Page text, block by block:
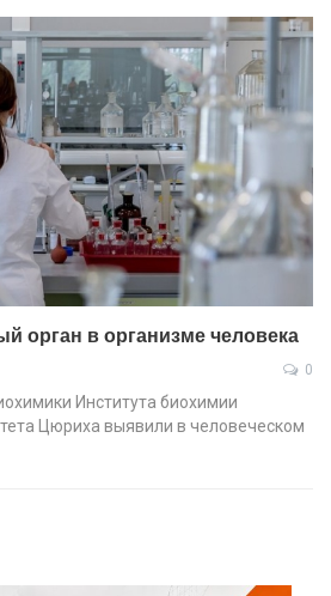
орган в организме человека
0
Института биохимии
Цюриха выявили в человеческом